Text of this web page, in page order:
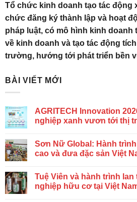
Tổ chức kinh doanh tạo tác động
chức đăng ký thành lập và hoạt
pháp luật, có mô hình kinh doanh
về kinh doanh và tạo tác động
trường, hướng tới phát triển bền
BÀI VIẾT MỚI
AGRITECH Innovation
nghiệp xanh vươn tới thị
Sơn Nữ Global: Hành
cao và đưa đặc sản Việt
Tuệ Viên và hành trình lan
nghiệp hữu cơ tại Việt